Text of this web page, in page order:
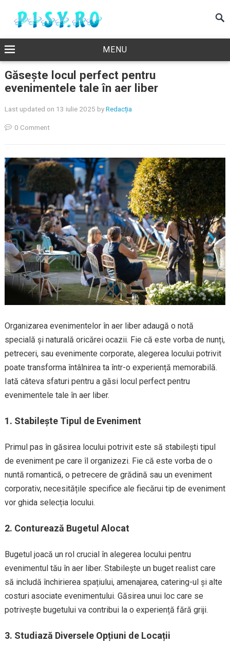
MENU
Găsește locul perfect pentru
evenimentele tale în aer liber
Last updated on 13 iulie 2025 byRedacția
0 Comment
Organizarea evenimentelor în aer liber adaugă o notă
specială și naturală oricărei ocazii. Fie că este vorba de nunți,
petreceri, sau evenimente corporate, alegerea locului potrivit
poate transforma întâlnirea ta într-o experiență memorabilă.
Iată câteva sfaturi pentru a găsi locul perfect pentru
evenimentele tale în aer liber.
1. Stabilește Tipul de Eveniment
Primul pas în găsirea locului potrivit este să stabilești tipul
de eveniment pe care îl organizezi. Fie că este vorba de o
nuntă romantică, o petrecere de grădină sau un eveniment
corporativ, necesitățile specifice ale fiecărui tip de eveniment
vor ghida selecția locului.
2. Conturează Bugetul Alocat
Bugetul joacă un rol crucial în alegerea locului pentru
evenimentul tău în aer liber. Stabilește un buget realist care
să includă închirierea spațiului, amenajarea, catering-ul și alte
costuri asociate evenimentului. Găsirea unui loc care se
potrivește bugetului va contribui la o experiență fără griji.
3. Studiază Diversele Opțiuni de Locații